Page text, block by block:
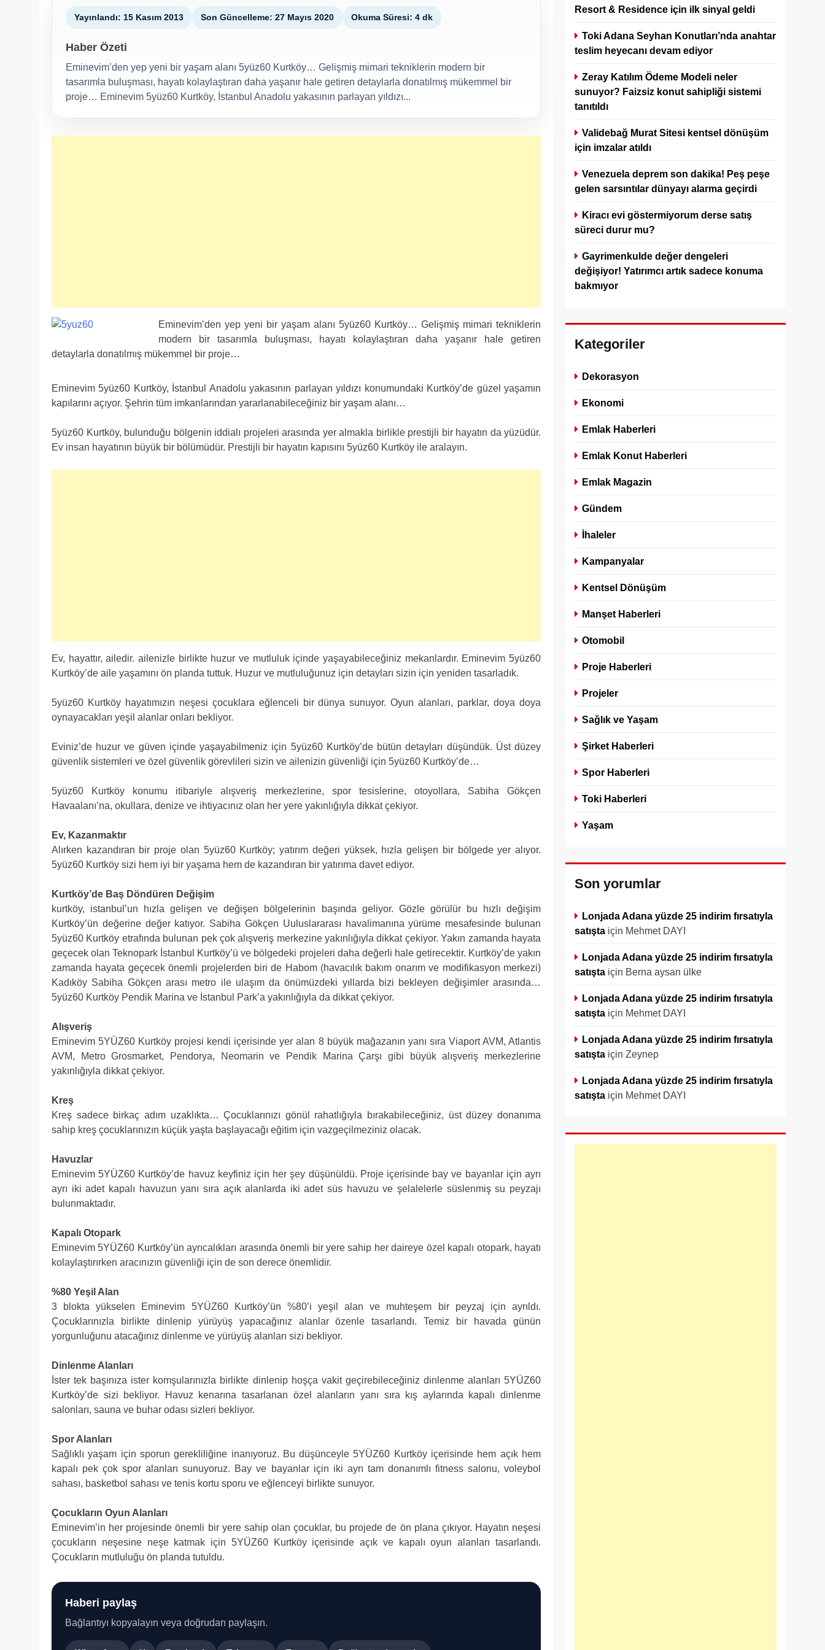
Yayınlandı: 15 Kasım 2013 Son Güncelleme: 27 Mayıs 2020 Okuma Süresi: 4 dk
Haber Özeti
Eminevim’den yep yeni bir yaşam alanı 5yüz60 Kurtköy… Gelişmiş mimari tekniklerin modern bir
tasarımla buluşması, hayatı kolaylaştıran daha yaşanır hale getiren detaylarla donatılmış mükemmel bir
proje… Eminevim 5yüz60 Kurtköy, İstanbul Anadolu yakasının parlayan yıldızı...
Eminevim’den yep yeni bir yaşam alanı 5yüz60 Kurtköy… Gelişmiş mimari tekniklerin
modern bir tasarımla buluşması, hayatı kolaylaştıran daha yaşanır hale getiren
detaylarla donatılmış mükemmel bir proje…
Eminevim 5yüz60 Kurtköy, İstanbul Anadolu yakasının parlayan yıldızı konumundaki Kurtköy’de güzel yaşamın
kapılarını açıyor. Şehrin tüm imkanlarından yararlanabileceğiniz bir yaşam alanı…
5yüz60 Kurtköy, bulunduğu bölgenin iddialı projeleri arasında yer almakla birlikle prestijli bir hayatın da yüzüdür.
Ev insan hayatının büyük bir bölümüdür. Prestijli bir hayatın kapısını 5yüz60 Kurtköy ile aralayın.
Ev, hayattır, ailedir. ailenizle birlikte huzur ve mutluluk içinde yaşayabileceğiniz mekanlardır. Eminevim 5yüz60
Kurtköy’de aile yaşamını ön planda tuttuk. Huzur ve mutluluğunuz için detayları sizin için yeniden tasarladık.
5yüz60 Kurtköy hayatımızın neşesi çocuklara eğlenceli bir dünya sunuyor. Oyun alanları, parklar, doya doya
oynayacakları yeşil alanlar onları bekliyor.
Eviniz’de huzur ve güven içinde yaşayabilmeniz için 5yüz60 Kurtköy’de bütün detayları düşündük. Üst düzey
güvenlik sistemleri ve özel güvenlik görevlileri sizin ve ailenizin güvenliği için 5yüz60 Kurtköy’de…
5yüz60 Kurtköy konumu itibariyle alışveriş merkezlerine, spor tesislerine, otoyollara, Sabiha Gökçen
Havaalanı’na, okullara, denize ve ihtiyacınız olan her yere yakınlığıyla dikkat çekiyor.
Ev, Kazanmaktır
Alırken kazandıran bir proje olan 5yüz60 Kurtköy; yatırım değeri yüksek, hızla gelişen bir bölgede yer alıyor.
5yüz60 Kurtköy sizi hem iyi bir yaşama hem de kazandıran bir yatırıma davet ediyor.
Kurtköy’de Baş Döndüren Değişim
kurtköy, istanbul’un hızla gelişen ve değişen bölgelerinin başında geliyor. Gözle görülür bu hızlı değişim
Kurtköy’ün değerine değer katıyor. Sabiha Gökçen Uuluslararası havalimanına yürüme mesafesinde bulunan
5yüz60 Kurtköy etrafında bulunan pek çok alışveriş merkezine yakınlığıyla dikkat çekiyor. Yakın zamanda hayata
geçecek olan Teknopark İstanbul Kurtköy’ü ve bölgedeki projeleri daha değerli hale getirecektir. Kurtköy’de yakın
zamanda hayata geçecek önemli projelerden biri de Habom (havacılık bakım onarım ve modifikasyon merkezi)
Kadıköy Sabiha Gökçen arası metro ile ulaşım da önümüzdeki yıllarda bizi bekleyen değişimler arasında…
5yüz60 Kurtköy Pendik Marina ve İstanbul Park’a yakınlığıyla da dikkat çekiyor.
Alışveriş
Eminevim 5YÜZ60 Kurtköy projesi kendi içerisinde yer alan 8 büyük mağazanın yanı sıra Viaport AVM, Atlantis
AVM, Metro Grosmarket, Pendorya, Neomarin ve Pendik Marina Çarşı gibi büyük alışveriş merkezlerine
yakınlığıyla dikkat çekiyor.
Kreş
Kreş sadece birkaç adım uzaklıkta… Çocuklarınızı gönül rahatlığıyla bırakabileceğiniz, üst düzey donanıma
sahip kreş çocuklarınızın küçük yaşta başlayacağı eğitim için vazgeçilmeziniz olacak.
Havuzlar
Eminevim 5YÜZ60 Kurtköy’de havuz keyfiniz için her şey düşünüldü. Proje içerisinde bay ve bayanlar için ayrı
ayrı iki adet kapalı havuzun yanı sıra açık alanlarda iki adet süs havuzu ve şelalelerle süslenmiş su peyzajı
bulunmaktadır.
Kapalı Otopark
Eminevim 5YÜZ60 Kurtköy’ün ayrıcalıkları arasında önemli bir yere sahip her daireye özel kapalı otopark, hayatı
kolaylaştırırken aracınızın güvenliği için de son derece önemlidir.
%80 Yeşil Alan
3 blokta yükselen Eminevim 5YÜZ60 Kurtköy’ün %80’i yeşil alan ve muhteşem bir peyzaj için ayrıldı.
Çocuklarınızla birlikte dinlenip yürüyüş yapacağınız alanlar özenle tasarlandı. Temiz bir havada günün
yorgunluğunu atacağınız dinlenme ve yürüyüş alanları sizi bekliyor.
Dinlenme Alanları
İster tek başınıza ister komşularınızla birlikte dinlenip hoşça vakit geçirebileceğiniz dinlenme alanları 5YÜZ60
Kurtköy’de sizi bekliyor. Havuz kenarına tasarlanan özel alanların yanı sıra kış aylarında kapalı dinlenme
salonları, sauna ve buhar odası sizleri bekliyor.
Spor Alanları
Sağlıklı yaşam için sporun gerekliliğine inanıyoruz. Bu düşünceyle 5YÜZ60 Kurtköy içerisinde hem açık hem
kapalı pek çok spor alanları sunuyoruz. Bay ve bayanlar için iki ayrı tam donanımlı fitness salonu, voleybol
sahası, basketbol sahası ve tenis kortu sporu ve eğlenceyi birlikte sunuyor.
Çocukların Oyun Alanları
Eminevim’in her projesinde önemli bir yere sahip olan çocuklar, bu projede de ön plana çıkıyor. Hayatın neşesi
çocukların neşesine neşe katmak için 5YÜZ60 Kurtköy içerisinde açık ve kapalı oyun alanları tasarlandı.
Çocukların mutluluğu ön planda tutuldu.
Haberi paylaş
Bağlantıyı kopyalayın veya doğrudan paylaşın.
Resort & Residence için ilk sinyal geldi
Toki Adana Seyhan Konutları’nda anahtar
teslim heyecanı devam ediyor
Zeray Katılım Ödeme Modeli neler
sunuyor? Faizsiz konut sahipliği sistemi
tanıtıldı
Validebağ Murat Sitesi kentsel dönüşüm
için imzalar atıldı
Venezuela deprem son dakika! Peş peşe
gelen sarsıntılar dünyayı alarma geçirdi
Kiracı evi göstermiyorum derse satış
süreci durur mu?
Gayrimenkulde değer dengeleri
değişiyor! Yatırımcı artık sadece konuma
bakmıyor
Kategoriler
Dekorasyon
Ekonomi
Emlak Haberleri
Emlak Konut Haberleri
Emlak Magazin
Gündem
İhaleler
Kampanyalar
Kentsel Dönüşüm
Manşet Haberleri
Otomobil
Proje Haberleri
Projeler
Sağlık ve Yaşam
Şirket Haberleri
Spor Haberleri
Toki Haberleri
Yaşam
Son yorumlar
Lonjada Adana yüzde 25 indirim fırsatıyla
satışta için Mehmet DAYI
Lonjada Adana yüzde 25 indirim fırsatıyla
satışta için Berna aysan ülke
Lonjada Adana yüzde 25 indirim fırsatıyla
satışta için Mehmet DAYI
Lonjada Adana yüzde 25 indirim fırsatıyla
satışta için Zeynep
Lonjada Adana yüzde 25 indirim fırsatıyla
satışta için Mehmet DAYI